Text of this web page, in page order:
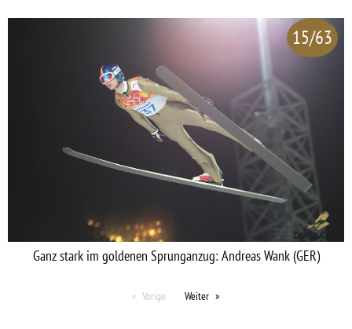
15/63
Ganz stark im goldenen Sprunganzug: Andreas Wank (GER)
Vorige Weiter